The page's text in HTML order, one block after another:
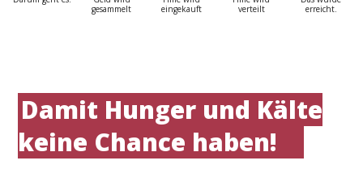
gesammelt
eingekauft
verteilt
erreicht.
Damit Hunger und Kälte
keine Chance haben!